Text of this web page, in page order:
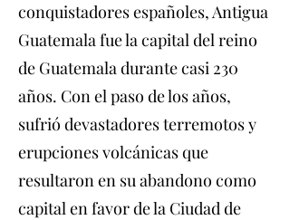
conquistadores españoles, Antigua
Guatemala fue la capital del reino
de Guatemala durante casi 230
años. Con el paso de los años,
sufrió devastadores terremotos y
erupciones volcánicas que
resultaron en su abandono como
capital en favor de la Ciudad de